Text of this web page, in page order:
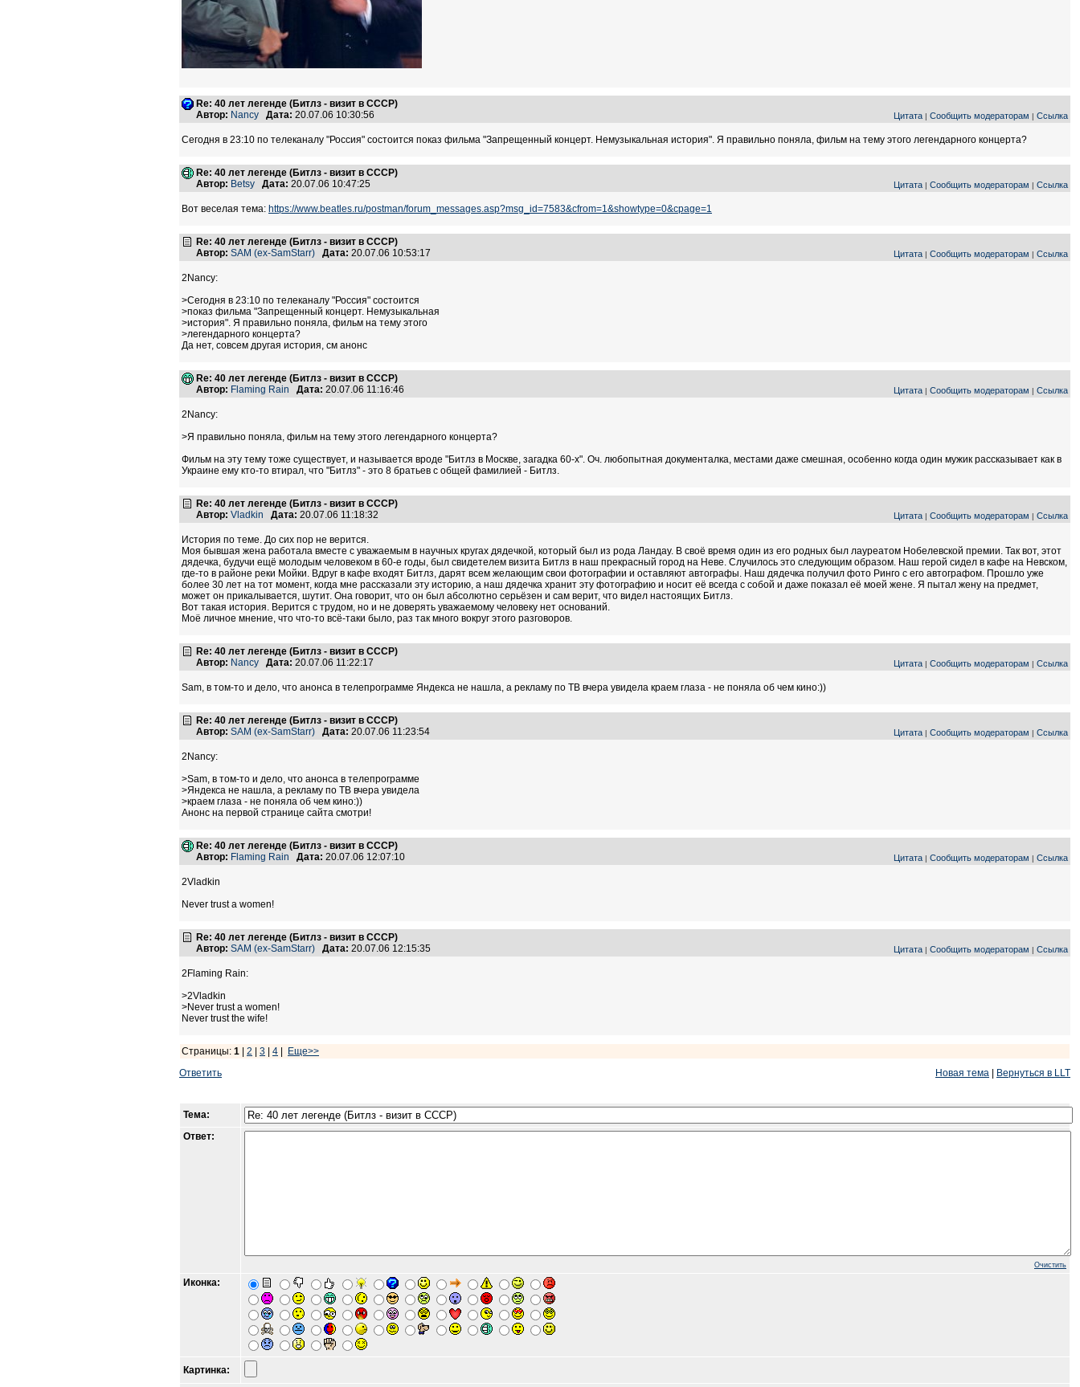
Re: 40 лет легенде (Битлз - визит в СССР)
Автор: Nancy Дата: 20.07.06 10:30:56 Цитата | Сообщить модераторам | Ссылка
Сегодня в 23:10 по телеканалу "Россия" состоится показ фильма "Запрещенный концерт. Немузыкальная история". Я правильно поняла, фильм на тему этого легендарного концерта?
Re: 40 лет легенде (Битлз - визит в СССР)
Автор: Betsy Дата: 20.07.06 10:47:25 Цитата | Сообщить модераторам | Ссылка
Вот веселая тема: https://www.beatles.ru/postman/forum_messages.asp?msg_id=7583&cfrom=1&showtype=0&cpage=1
Re: 40 лет легенде (Битлз - визит в СССР)
Автор: SAM (ex-SamStarr) Дата: 20.07.06 10:53:17 Цитата | Сообщить модераторам | Ссылка
2Nancy:
>Сегодня в 23:10 по телеканалу "Россия" состоится
>показ фильма "Запрещенный концерт. Немузыкальная
>история". Я правильно поняла, фильм на тему этого
>легендарного концерта?
Да нет, совсем другая история, см анонс
Re: 40 лет легенде (Битлз - визит в СССР)
Автор: Flaming Rain Дата: 20.07.06 11:16:46 Цитата | Сообщить модераторам | Ссылка
2Nancy:
>Я правильно поняла, фильм на тему этого легендарного концерта?
Фильм на эту тему тоже существует, и называется вроде "Битлз в Москве, загадка 60-х". Оч. любопытная документалка, местами даже смешная, особенно когда один мужик рассказывает как в
Украине ему кто-то втирал, что "Битлз" - это 8 братьев с общей фамилией - Битлз.
Re: 40 лет легенде (Битлз - визит в СССР)
Автор: Vladkin Дата: 20.07.06 11:18:32 Цитата | Сообщить модераторам | Ссылка
История по теме. До сих пор не верится.
Моя бывшая жена работала вместе с уважаемым в научных кругах дядечкой, который был из рода Ландау. В своё время один из его родных был лауреатом Нобелевской премии. Так вот, этот
дядечка, будучи ещё молодым человеком в 60-е годы, был свидетелем визита Битлз в наш прекрасный город на Неве. Случилось это следующим образом. Наш герой сидел в кафе на Невском,
где-то в районе реки Мойки. Вдруг в кафе входят Битлз, дарят всем желающим свои фотографии и оставляют автографы. Наш дядечка получил фото Ринго с его автографом. Прошло уже
более 30 лет на тот момент, когда мне рассказали эту историю, а наш дядечка хранит эту фотографию и носит её всегда с собой и даже показал её моей жене. Я пытал жену на предмет,
может он прикалывается, шутит. Она говорит, что он был абсолютно серьёзен и сам верит, что видел настоящих Битлз.
Вот такая история. Верится с трудом, но и не доверять уважаемому человеку нет оснований.
Моё личное мнение, что что-то всё-таки было, раз так много вокруг этого разговоров.
Re: 40 лет легенде (Битлз - визит в СССР)
Автор: Nancy Дата: 20.07.06 11:22:17 Цитата | Сообщить модераторам | Ссылка
Sam, в том-то и дело, что анонса в телепрограмме Яндекса не нашла, а рекламу по ТВ вчера увидела краем глаза - не поняла об чем кино:))
Re: 40 лет легенде (Битлз - визит в СССР)
Автор: SAM (ex-SamStarr) Дата: 20.07.06 11:23:54 Цитата | Сообщить модераторам | Ссылка
2Nancy:
>Sam, в том-то и дело, что анонса в телепрограмме
>Яндекса не нашла, а рекламу по ТВ вчера увидела
>краем глаза - не поняла об чем кино:))
Анонс на первой странице сайта смотри!
Re: 40 лет легенде (Битлз - визит в СССР)
Автор: Flaming Rain Дата: 20.07.06 12:07:10 Цитата | Сообщить модераторам | Ссылка
2Vladkin
Never trust a women!
Re: 40 лет легенде (Битлз - визит в СССР)
Автор: SAM (ex-SamStarr) Дата: 20.07.06 12:15:35 Цитата | Сообщить модераторам | Ссылка
2Flaming Rain:
>2Vladkin
>Never trust a women!
Never trust the wife!
Страницы: 1 2 3 4
Еще>>
Ответить
Новая тема Вернуться в LLT
Тема:
Ответ:
Очистить
Иконка:
Картинка: